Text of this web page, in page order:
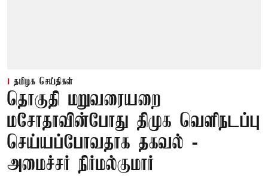
தமிழக செய்திகள்
தொகுதி மறுவரையறை
மசோதாவின்போது திமுக வெளிநடப்பு
செய்யப்போவதாக தகவல் -
அமைச்சர் நிர்மல்குமார்